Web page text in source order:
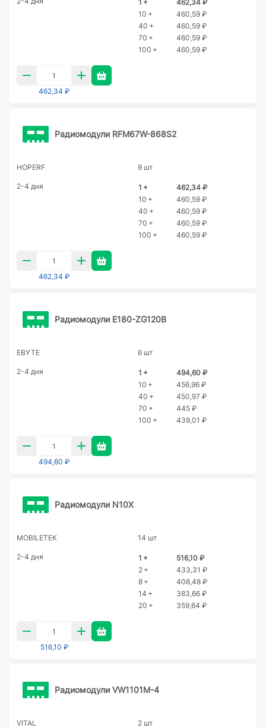
1 +
462,34 ₽
10 +
460,59 ₽
40 +
460,59 ₽
70 +
460,59 ₽
100 +
460,59 ₽
462,34 ₽
Радиомодули RFM67W-868S2
HOPERF 9 шт
2-4 дня 1 +
462,34 ₽
10 +
460,59 ₽
40 +
460,59 ₽
70 +
460,59 ₽
100 +
460,59 ₽
462,34 ₽
Радиомодули E180-ZG120B
EBYTE 6 шт
2-4 дня 1 +
494,60 ₽
10 +
456,96 ₽
40 +
450,97 ₽
70 +
445 ₽
100 +
439,01 ₽
494,60 ₽
Радиомодули N10X
MOBILETEK 14 шт
2-4 дня 1 +
516,10 ₽
2 +
433,31 ₽
8 +
408,48 ₽
14 +
383,66 ₽
20 +
359,64 ₽
516,10 ₽
Радиомодули VW1101M-4
VITAL 2 шт